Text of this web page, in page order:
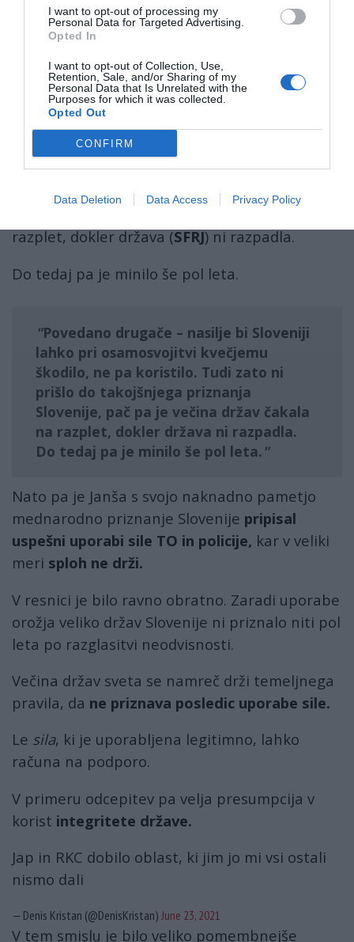
I want to opt-out of processing my
Personal Data for Targeted Advertising.
Opted In
I want to opt-out of Collection, Use,
Retention, Sale, and/or Sharing of my
Personal Data that Is Unrelated with the
Purposes for which it was collected.
Opted Out
CONFIRM
Data Deletion Data Access Privacy Policy
Moja hiša 300m od Šent.kasarne. Vanjo
usmerjen top. Kom. kasarne klical
"dotičnegavkletiCD" da bo unicil skladišče
municije na Rojah (pol Lj gre), tam so Strojani.
Napad na kas. je bil ustavljen 5 min pred
katasrofo. Zasluzni ljudje ki so se uprli ukazu JJ.
— en mare (@Ambroz42403624)June 22, 2021
Tudi zato ni prišlo do takojšnjega priznanja
razplet, dokler država (SFRJ) ni razpadla.
Do tedaj pa je minilo še pol leta.
Povedano drugače – nasilje bi Sloveniji
lahko pri osamosvojitvi kvečjemu
škodilo, ne pa koristilo. Tudi zato ni
prišlo do takojšnjega priznanja
Slovenije, pač pa je večina držav čakala
na razplet, dokler država ni razpadla.
Do tedaj pa je minilo še pol leta.
Nato pa je Janša s svojo naknadno pametjo
mednarodno priznanje Slovenije pripisal
uspešni uporabi sile TO in policije, kar v veliki
meri sploh ne drži.
V resnici je bilo ravno obratno. Zaradi uporabe
orožja veliko držav Slovenije ni priznalo niti pol
leta po razglasitvi neodvisnosti.
Večina držav sveta se namreč drži temeljnega
pravila, da ne priznava posledic uporabe sile.
Le sila, ki je uporabljena legitimno, lahko
računa na podporo.
V primeru odcepitev pa velja presumpcija v
korist integritete države.
Jap in RKC dobilo oblast, ki jim jo mi vsi ostali
nismo dali
— Denis Kristan (@DenisKristan) June 23, 2021
V tem smislu je bilo veliko pomembnejše